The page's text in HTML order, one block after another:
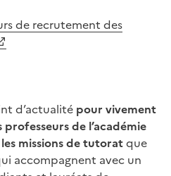
de recrutement des
d’actualité pour vivement
de l’académie
missions de tutoratque
accompagnent avec un